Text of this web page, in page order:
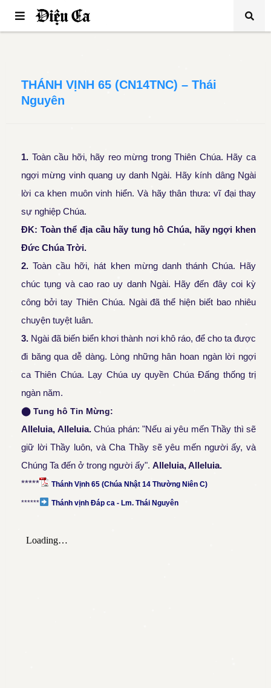
THÁNH VỊNH 65 (CN14TNC) – Thái
Nguyên
1. Toàn cầu hỡi, hãy reo mừng trong Thiên Chúa. Hãy ca
ngợi mừng vinh quang uy danh Ngài. Hãy kính dâng Ngài
lời ca khen muôn vinh hiển. Và hãy thân thưa: vĩ đại thay
sự nghiệp Chúa.
ĐK: Toàn thể địa cầu hãy tung hô Chúa, hãy ngợi khen
Đức Chúa Trời.
2.Toàn cầu hỡi, hát khen mừng danh thánh Chúa. Hãy
chúc tụng và cao rao uy danh Ngài. Hãy đến đây coi kỳ
công bởi tay Thiên Chúa. Ngài đã thể hiện biết bao nhiêu
chuyện tuyệt luân.
3. Ngài đã biến biển khơi thành nơi khô ráo, để cho ta được
đi băng qua dễ dàng. Lòng những hân hoan ngàn lời ngợi
ca Thiên Chúa. Lạy Chúa uy quyền Chúa Đấng thống trị
ngàn năm.
⬤ Tung hô Tin Mừng:
Alleluia, Alleluia.Chúa phán: "Nếu ai yêu mến Thầy thì sẽ
giữ lời Thầy luôn, và Cha Thầy sẽ yêu mến người ấy, và
Chúng Ta đến ở trong người ấy". Alleluia, Alleluia.
*****
Thánh Vịnh 65 (Chúa Nhật 14 Thường Niên C)
****** Thánh vịnh Đáp ca - Lm. Thái Nguyên